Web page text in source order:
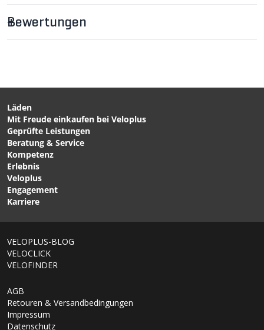
CHF 10.90
AIRFIXmaxi Flick-Set mit
Reifenheber von
VELOPLUS SWISS DESIGN
Bewertungen
Läden
Mit Freude einkaufen bei Veloplus
Geprüfte Leistungen
Beratung & Service
Kompetenz
Erlebnis
Veloplus
Engagement
Karriere
VELOPLUS-BLOG
VELOCLICK
VELOFINDER
AGB
Retouren & Versandbedingungen
Impressum
Datenschutz